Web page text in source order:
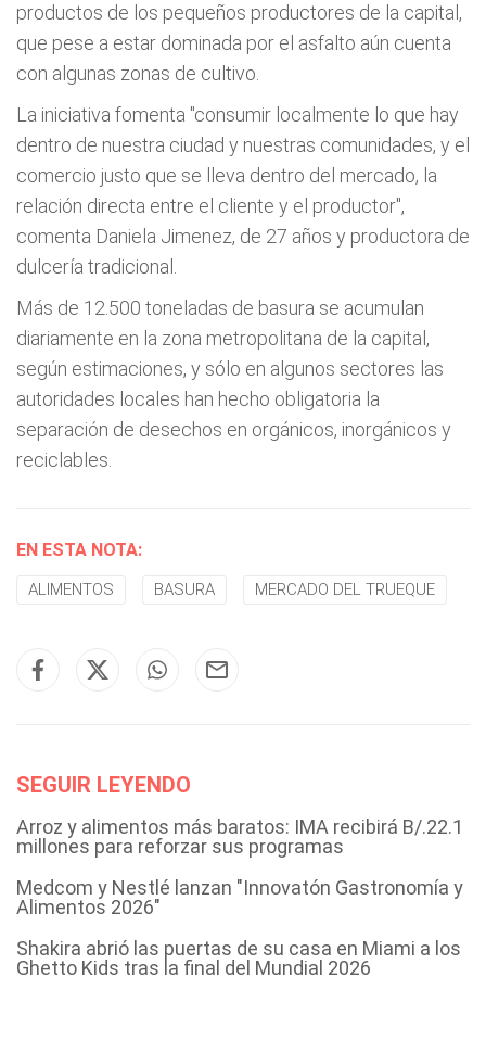
productos de los pequeños productores de la capital,
que pese a estar dominada por el asfalto aún cuenta
con algunas zonas de cultivo.
La iniciativa fomenta "consumir localmente lo que hay
dentro de nuestra ciudad y nuestras comunidades, y el
comercio justo que se lleva dentro del mercado, la
relación directa entre el cliente y el productor",
comenta Daniela Jimenez, de 27 años y productora de
dulcería tradicional.
Más de 12.500 toneladas de basura se acumulan
diariamente en la zona metropolitana de la capital,
según estimaciones, y sólo en algunos sectores las
autoridades locales han hecho obligatoria la
separación de desechos en orgánicos, inorgánicos y
reciclables.
EN ESTA NOTA:
ALIMENTOS BASURA MERCADO DEL TRUEQUE
SEGUIR LEYENDO
Arroz y alimentos más baratos: IMA recibirá B/.22.1
millones para reforzar sus programas
Medcom y Nestlé lanzan "Innovatón Gastronomía y
Alimentos 2026"
Shakira abrió las puertas de su casa en Miami a los
Ghetto Kids tras la final del Mundial 2026